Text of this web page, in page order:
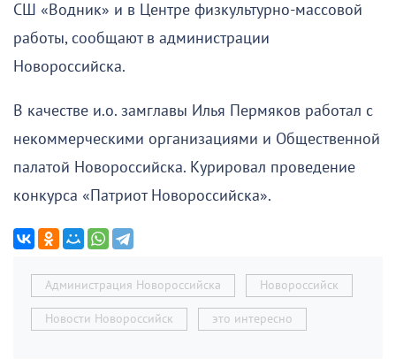
СШ «Водник» и в Центре физкультурно-массовой
работы, сообщают в администрации
Новороссийска.
В качестве и.о. замглавы Илья Пермяков работал с
некоммерческими организациями и Общественной
палатой Новороссийска. Курировал проведение
конкурса «Патриот Новороссийска».
Администрация Новороссийска Новороссийск
Новости Новороссийск это интересно